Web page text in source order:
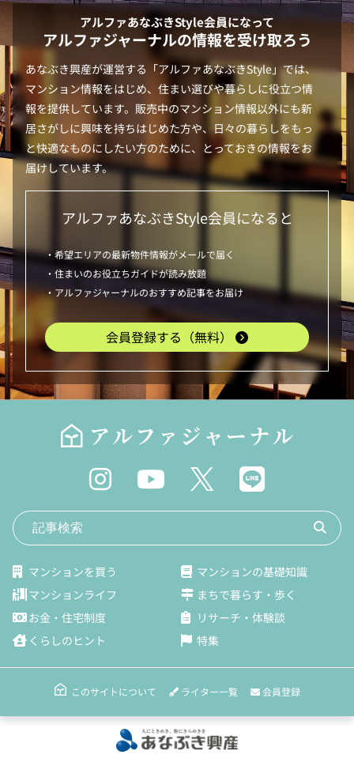
アルファあなぶきStyle会員になって
アルファジャーナルの情報を受け取ろう
あなぶき興産が運営する「アルファあなぶきStyle」では、
マンション情報をはじめ、住まい選びや暮らしに役立つ情
報を提供しています。販売中のマンション情報以外にも新
居さがしに興味を持ちはじめた方や、日々の暮らしをもっ
と快適なものにしたい方のために、とっておきの情報をお
届けしています。
アルファあなぶきStyle会員になると
・希望エリアの最新物件情報がメールで届く
・住まいのお役立ちガイドが読み放題
・アルファジャーナルのおすすめ記事をお届け
会員登録する（無料）
マンションを買う
マンションの基礎知識
マンションライフ
まちで暮らす・歩く
お金・住宅制度
リサーチ・体験談
くらしのヒント
特集
このサイトについて ライター一覧 会員登録